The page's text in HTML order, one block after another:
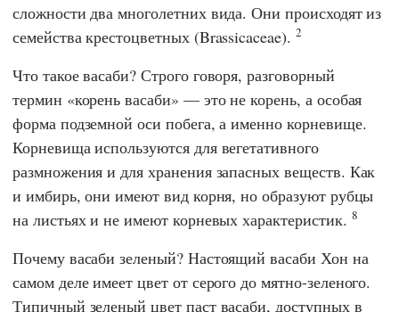
сложности два многолетних вида. Они происходят из
семейства крестоцветных (Brassicaceae). 2
Что такое васаби? Строго говоря, разговорный
термин «корень васаби» — это не корень, а особая
форма подземной оси побега, а именно корневище.
Корневища используются для вегетативного
размножения и для хранения запасных веществ. Как
и имбирь, они имеют вид корня, но образуют рубцы
на листьях и не имеют корневых характеристик. 8
Почему васаби зеленый? Настоящий васаби Хон на
самом деле имеет цвет от серого до мятно-зеленого.
Типичный зеленый цвет паст васаби, доступных в